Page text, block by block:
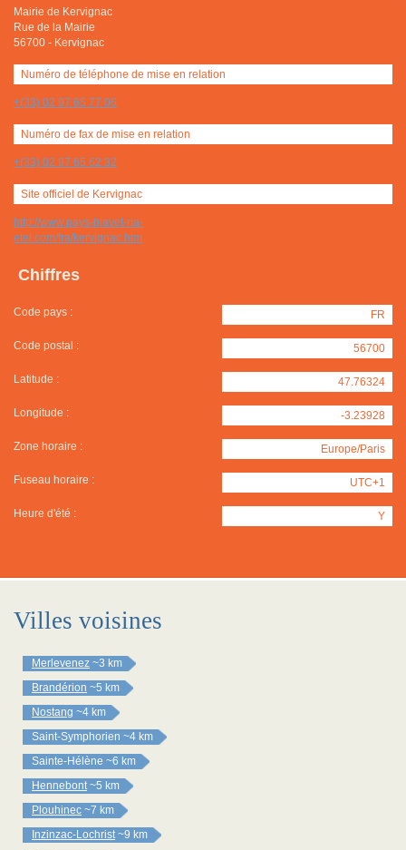
Mairie de Kervignac
Rue de la Mairie
56700 - Kervignac
Numéro de téléphone de mise en relation
+(33) 02 97 65 77 06
Numéro de fax de mise en relation
+(33) 02 97 65 62 32
Site officiel de Kervignac
http://www.pays-blavet-ria-
etel.com/fra/kervignac.htm
Chiffres
Code pays : FR
Code postal : 56700
Latitude : 47.76324
Longitude : -3.23928
Zone horaire : Europe/Paris
Fuseau horaire : UTC+1
Heure d'été : Y
Villes voisines
Merlevenez ~3 km
Brandérion ~5 km
Nostang ~4 km
Saint-Symphorien ~4 km
Sainte-Hélène ~6 km
Hennebont ~5 km
Plouhinec ~7 km
Inzinzac-Lochrist ~9 km